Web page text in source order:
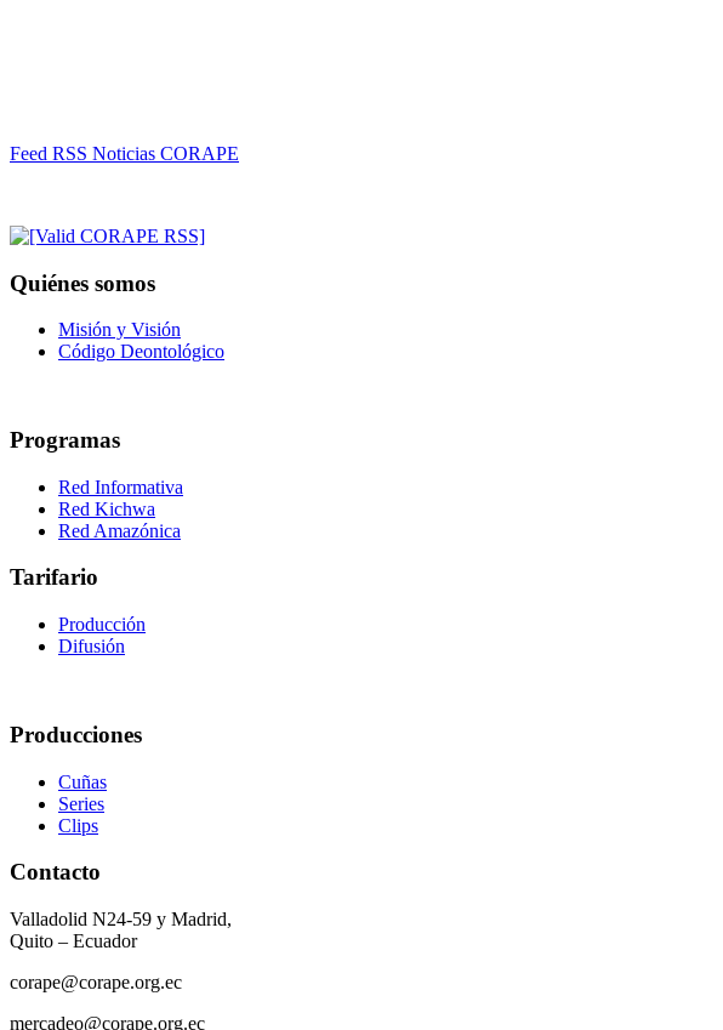
Feed RSS Noticias CORAPE
Quiénes somos
Misión y Visión
Código Deontológico
Programas
Red Informativa
Red Kichwa
Red Amazónica
Tarifario
Producción
Difusión
Producciones
Cuñas
Series
Clips
Contacto
Valladolid N24-59 y Madrid,
Quito – Ecuador
corape@corape.org.ec
mercadeo@corape.org.ec